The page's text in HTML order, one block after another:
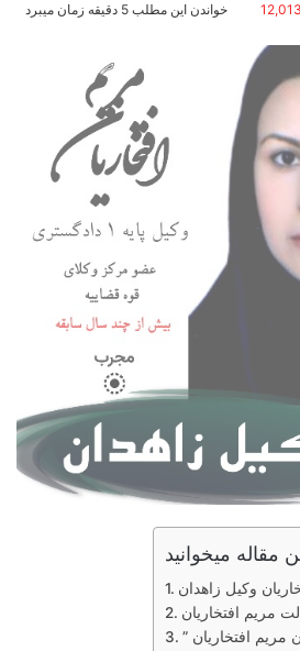
12,013 خواندن این مطلب 5 دقیقه زمان میبرد
وکیل زاهدان
مریم افتخاریان